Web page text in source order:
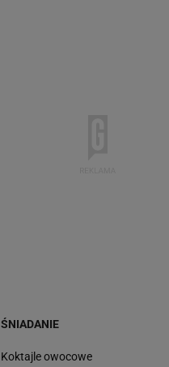
ŚNIADANIE
Koktajle owocowe